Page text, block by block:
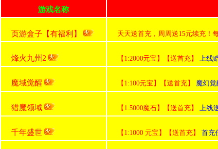
游戏名称
页游盒子【有福利】 天天送首充，周周送15元续充！
烽火九州2 【1:2000元宝】【送首充】 上线
魔域觉醒 【1:100元宝】【送首充】 魔幻
猎魔领域 【1:5000魔石】【送首充】 上线
千年盛世 【1:1000 元宝】【送首充】 首充